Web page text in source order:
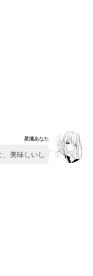
星瀬あなた
、美味しいし